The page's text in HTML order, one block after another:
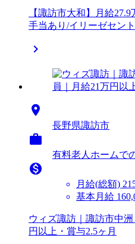
【諏訪市大和】月給
手当あり/イリーゼセン


長野県諏訪市

有料老人ホームで

月給(総額)
基本月給
ウィズ諏訪｜諏訪市中
円以上・賞与2.5ヶ月